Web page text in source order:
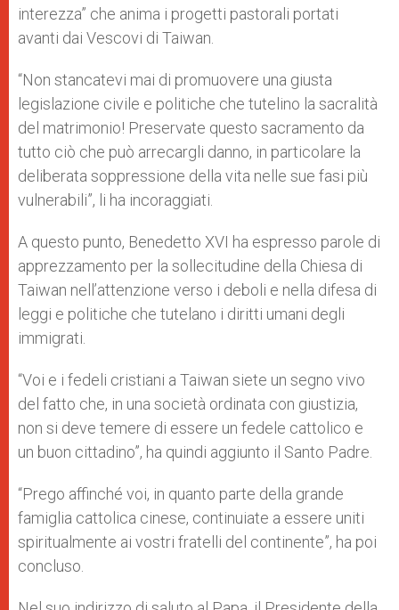
interezza” che anima i progetti pastorali portati
avanti dai Vescovi di Taiwan.
“Non stancatevi mai di promuovere una giusta
legislazione civile e politiche che tutelino la sacralità
del matrimonio! Preservate questo sacramento da
tutto ciò che può arrecargli danno, in particolare la
deliberata soppressione della vita nelle sue fasi più
vulnerabili”, li ha incoraggiati.
A questo punto, Benedetto XVI ha espresso parole di
apprezzamento per la sollecitudine della Chiesa di
Taiwan nell’attenzione verso i deboli e nella difesa di
leggi e politiche che tutelano i diritti umani degli
immigrati.
“Voi e i fedeli cristiani a Taiwan siete un segno vivo
del fatto che, in una società ordinata con giustizia,
non si deve temere di essere un fedele cattolico e
un buon cittadino”, ha quindi aggiunto il Santo Padre.
“Prego affinché voi, in quanto parte della grande
famiglia cattolica cinese, continuiate a essere uniti
spiritualmente ai vostri fratelli del continente”, ha poi
concluso.